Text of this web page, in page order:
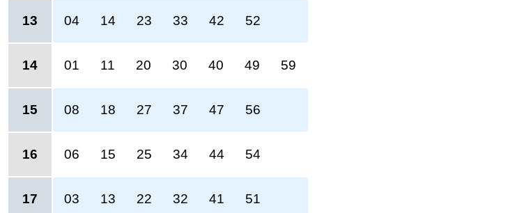
13 04 14 23 33 42 52
14 01 11 20 30 40 49 59
15 08 18 27 37 47 56
16 06 15 25 34 44 54
17 03 13 22 32 41 51